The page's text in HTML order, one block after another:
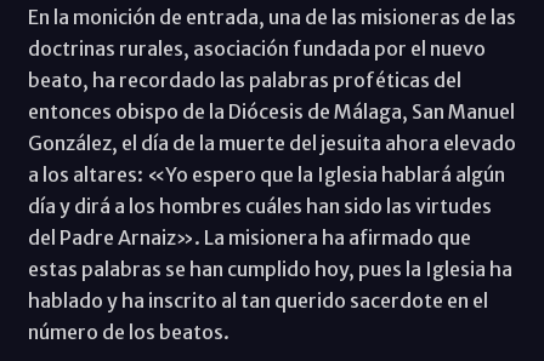
En la monición de entrada, una de las misioneras de las
doctrinas rurales, asociación fundada por el nuevo
beato, ha recordado las palabras proféticas del
entonces obispo de la Diócesis de Málaga, San Manuel
González, el día de la muerte del jesuita ahora elevado
a los altares: «Yo espero que la Iglesia hablará algún
día y dirá a los hombres cuáles han sido las virtudes
del Padre Arnaiz». La misionera ha afirmado que
estas palabras se han cumplido hoy, pues la Iglesia ha
hablado y ha inscrito al tan querido sacerdote en el
número de los beatos.